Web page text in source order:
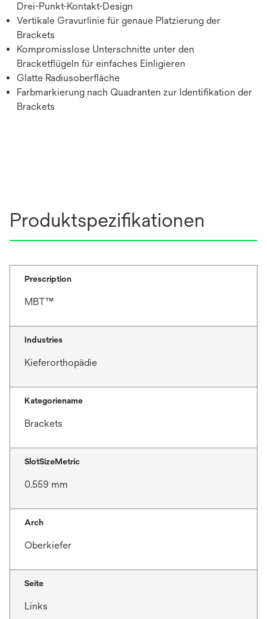
Drei-Punkt-Kontakt-Design
Vertikale Gravurlinie für genaue Platzierung der
Brackets
Kompromisslose Unterschnitte unter den
Bracketflügeln für einfaches Einligieren
Glatte Radiusoberfläche
Farbmarkierung nach Quadranten zur Identifikation der
Brackets
Produktspezifikationen
Prescription
MBT™
Industries
Kieferorthopädie
Kategoriename
Brackets
SlotSizeMetric
0.559 mm
Arch
Oberkiefer
Seite
Links